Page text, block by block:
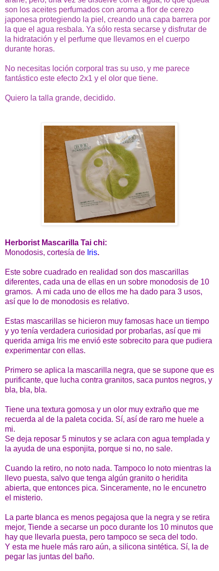
son los aceites perfumados con aroma a flor de cerezo
japonesa protegiendo la piel, creando una capa barrera por
la que el agua resbala. Ya sólo resta secarse y disfrutar de
la hidratación y el perfume que llevamos en el cuerpo
durante horas.
No necesitas loción corporal tras su uso, y me parece
fantástico este efecto 2x1 y el olor que tiene.
Quiero la talla grande, decidido.
Herborist Mascarilla Tai chi:
Monodosis, cortesía de Iris.
Este sobre cuadrado en realidad son dos mascarillas
diferentes, cada una de ellas en un sobre monodosis de 10
gramos. A mi cada uno de ellos me ha dado para 3 usos,
así que lo de monodosis es relativo.
Estas mascarillas se hicieron muy famosas hace un tiempo
y yo tenía verdadera curiosidad por probarlas, así que mi
querida amiga Iris me envió este sobrecito para que pudiera
experimentar con ellas.
Primero se aplica la mascarilla negra, que se supone que es
purificante, que lucha contra granitos, saca puntos negros, y
bla, bla, bla.
Tiene una textura gomosa y un olor muy extraño que me
recuerda al de la paleta cocida. Sí, así de raro me huele a
mi.
Se deja reposar 5 minutos y se aclara con agua templada y
la ayuda de una esponjita, porque si no, no sale.
Cuando la retiro, no noto nada. Tampoco lo noto mientras la
llevo puesta, salvo que tenga algún granito o heridita
abierta, que entonces pica. Sinceramente, no le encunetro
el misterio.
La parte blanca es menos pegajosa que la negra y se retira
mejor, Tiende a secarse un poco durante los 10 minutos que
hay que llevarla puesta, pero tampoco se seca del todo.
Y esta me huele más raro aún, a silicona sintética. Sí, la de
pegar las juntas del baño.